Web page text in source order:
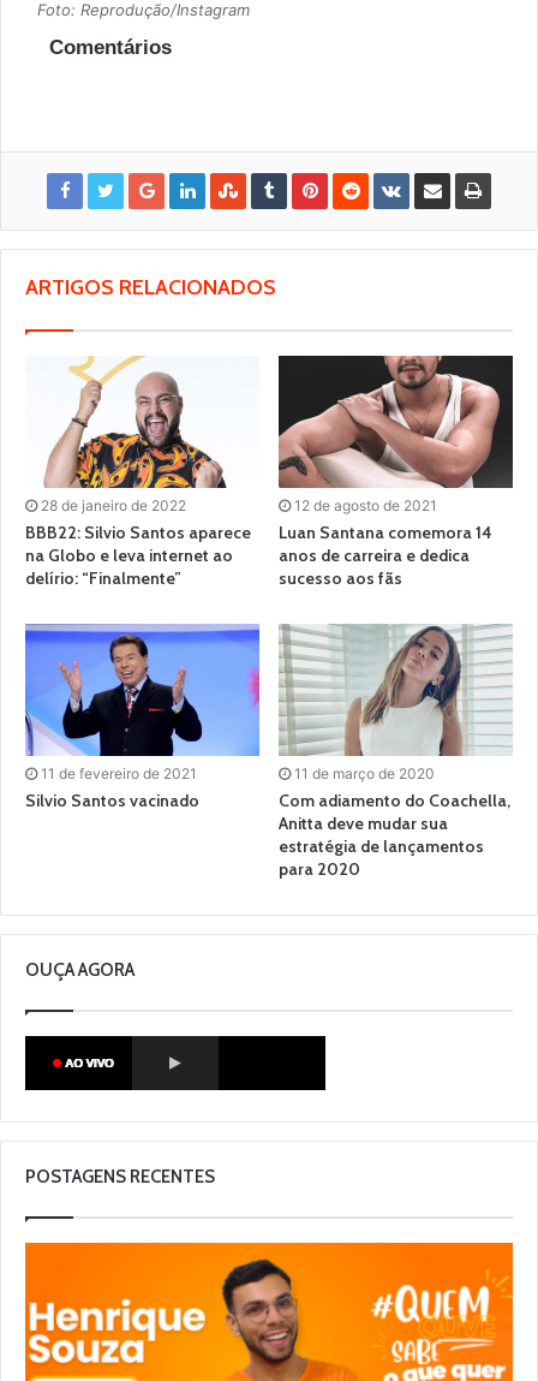
Foto: Reprodução/Instagram
Comentários
ARTIGOS RELACIONADOS
28 de janeiro de 2022
BBB22: Silvio Santos aparece
na Globo e leva internet ao
delírio: “Finalmente”
12 de agosto de 2021
Luan Santana comemora 14
anos de carreira e dedica
sucesso aos fãs
11 de fevereiro de 2021
Silvio Santos vacinado
11 de março de 2020
Com adiamento do Coachella,
Anitta deve mudar sua
estratégia de lançamentos
para 2020
OUÇA AGORA
POSTAGENS RECENTES